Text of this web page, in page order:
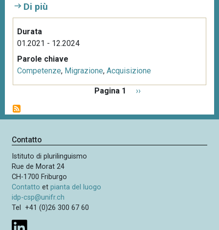
Di più
Durata
01.2021 - 12.2024
Parole chiave
Competenze, Migrazione, Acquisizione
g
i
a
z
i
o
n
e
Pagina 1
P
g
››
Contatto
Istituto di plurilinguismo
Rue de Morat 24
CH-1700 Friburgo
Contatto etpianta del luogo
idp-csp@unifr.ch
Tel +41 (0)26 300 67 60